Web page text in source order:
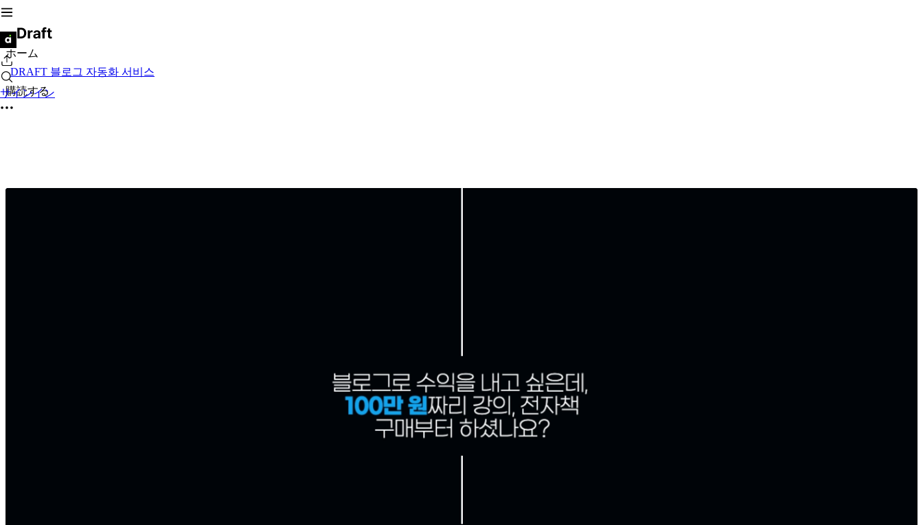
サインイン
ホーム
DRAFT 블로그 자동화 서비스
購読する